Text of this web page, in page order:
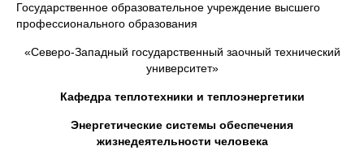
Государственное образовательное учреждение высшего
профессионального образования
«Северо-Западный государственный заочный технический
университет»
Кафедра теплотехники и теплоэнергетики
Энергетические системы обеспечения
жизнедеятельности человека